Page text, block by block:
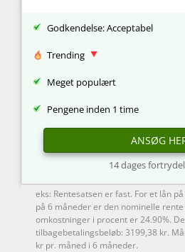
Godkendelse: Acceptabel
Trending
Meget populært
Pengene inden 1 time
ANSØG
14 dages
eks: Rentesatsen er fast. For et lån
på 6 måneder er den nominelle
omkostninger i procent er 24.90%.
tilbagebetalingsbeløb: 3199,38 kr.
kr pr. måned i 6 måneder.